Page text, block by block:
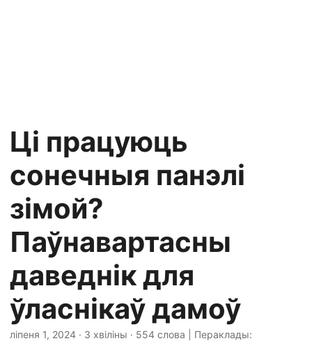
Ці працуюць
сонечныя панэлі
зімой?
Паўнавартасны
даведнік для
ўласнікаў дамоў
ліпеня 1, 2024 · 3 хвіліны · 554 слова | Пераклады: